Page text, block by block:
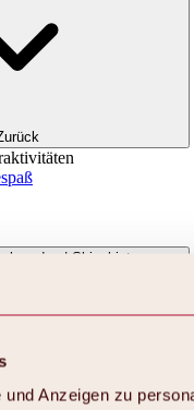
Anzeigen zu
| Skigebiete